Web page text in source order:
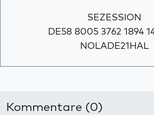
SEZESSION
DE58 8005 3762 1894
NOLADE21HAL
Kommentare (0)